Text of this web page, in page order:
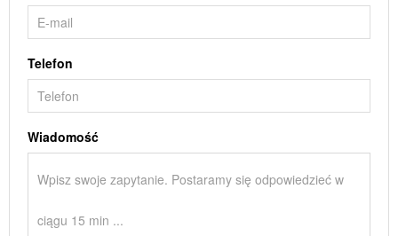
Telefon
Wiadomość